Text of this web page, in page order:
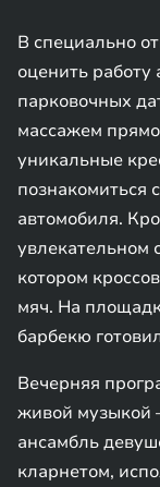
В специально
оценить работу
парковочных
массажем
уникальные
познакомиться
автомобиля.
увлекательном
котором
мяч. На
барбекю
Вечерняя
живой музыкой
ансамбль
кларнетом,